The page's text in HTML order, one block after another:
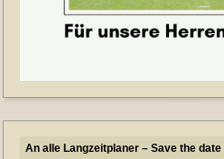
An alle Langzeitplaner – Save the date